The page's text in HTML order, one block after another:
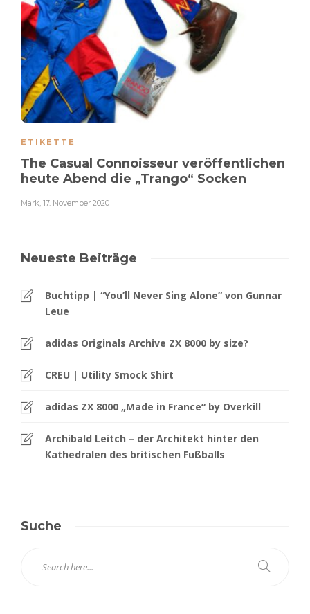
ETIKETTE
The Casual Connoisseur veröffentlichen
heute Abend die „Trango“ Socken
Mark, 17. November 2020
Neueste Beiträge
Buchtipp | “You’ll Never Sing Alone” von Gunnar
Leue
adidas Originals Archive ZX 8000 by size?
CREU | Utility Smock Shirt
adidas ZX 8000 „Made in France“ by Overkill
Archibald Leitch – der Architekt hinter den
Kathedralen des britischen Fußballs
Suche